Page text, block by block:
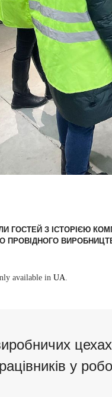
ГОСТЕЙ З ІСТОРІЄЮ
ПРОВІДНОГО
available in UA.
у